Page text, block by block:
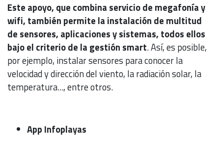
Este apoyo, que combina servicio de megafonía y
wifi, también permite la instalación de multitud
de sensores, aplicaciones y sistemas, todos ellos
bajo el criterio de la gestión smart. Así, es posible,
por ejemplo, instalar sensores para conocer la
velocidad y dirección del viento, la radiación solar, la
temperatura..., entre otros.
App Infoplayas